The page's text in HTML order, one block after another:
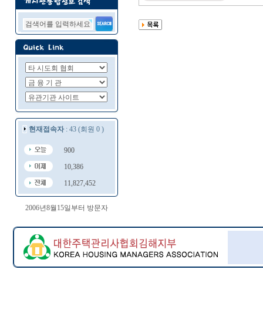
현재접속자: 43 (회원 0 )
900
10,386
11,827,452
2006년8월15일부터 방문자